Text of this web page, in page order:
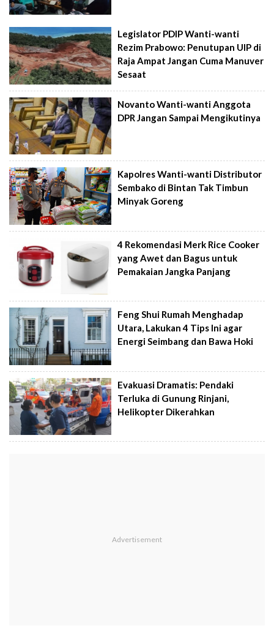
Legislator PDIP Wanti-wanti
Rezim Prabowo: Penutupan UIP di
Raja Ampat Jangan Cuma Manuver
Sesaat
Novanto Wanti-wanti Anggota
DPR Jangan Sampai Mengikutinya
Kapolres Wanti-wanti Distributor
Sembako di Bintan Tak Timbun
Minyak Goreng
4 Rekomendasi Merk Rice Cooker
yang Awet dan Bagus untuk
Pemakaian Jangka Panjang
Feng Shui Rumah Menghadap
Utara, Lakukan 4 Tips Ini agar
Energi Seimbang dan Bawa Hoki
Evakuasi Dramatis: Pendaki
Terluka di Gunung Rinjani,
Helikopter Dikerahkan